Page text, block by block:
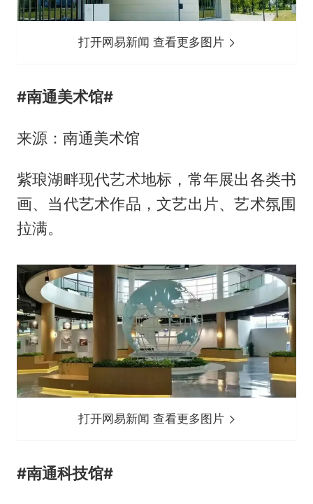
打开网易新闻 查看更多图片
#南通美术馆#
来源：南通美术馆
紫琅湖畔现代艺术地标，常年展出各类书
画、当代艺术作品，文艺出片、艺术氛围
拉满。
打开网易新闻 查看更多图片
#南通科技馆#